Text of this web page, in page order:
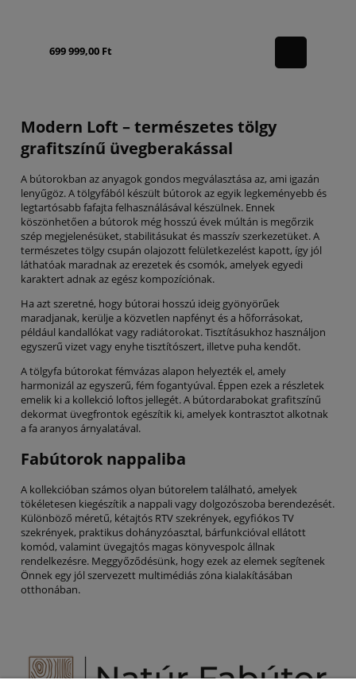
699 999,00 Ft
Modern Loft – természetes tölgy
grafitszínű üvegberakással
A bútorokban az anyagok gondos megválasztása az, ami igazán
lenyűgöz. A tölgyfából készült bútorok az egyik legkeményebb és
legtartósabb fafajta felhasználásával készülnek. Ennek
köszönhetően a bútorok még hosszú évek múltán is megőrzik
szép megjelenésüket, stabilitásukat és masszív szerkezetüket. A
természetes tölgy csupán olajozott felületkezelést kapott, így jól
láthatóak maradnak az erezetek és csomók, amelyek egyedi
karaktert adnak az egész kompozíciónak.
Ha azt szeretné, hogy bútorai hosszú ideig gyönyörűek
maradjanak, kerülje a közvetlen napfényt és a hőforrásokat,
például kandallókat vagy radiátorokat. Tisztításukhoz használjon
egyszerű vizet vagy enyhe tisztítószert, illetve puha kendőt.
A tölgyfa bútorokat fémvázas alapon helyezték el, amely
harmonizál az egyszerű, fém fogantyúval. Éppen ezek a részletek
emelik ki a kollekció loftos jellegét. A bútordarabokat grafitszínű
dekormat üvegfrontok egészítik ki, amelyek kontrasztot alkotnak
a fa aranyos árnyalatával.
Fabútorok nappaliba
A kollekcióban számos olyan bútorelem található, amelyek
tökéletesen kiegészítik a nappali vagy dolgozószoba berendezését.
Különböző méretű, kétajtós RTV szekrények, egyfiókos TV
szekrények, praktikus dohányzóasztal, bárfunkcióval ellátott
komód, valamint üvegajtós magas könyvespolc állnak
rendelkezésre. Meggyőződésünk, hogy ezek az elemek segítenek
Önnek egy jól szervezett multimédiás zóna kialakításában
otthonában.